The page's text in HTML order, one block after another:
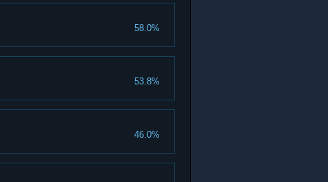
58.0%
53.8%
46.0%